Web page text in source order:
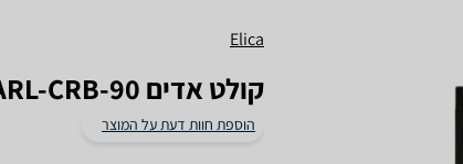
Elica
קולט אדים Elica TAMAYARL-CRB-90 אליקה
הוספת חוות דעת על המוצר